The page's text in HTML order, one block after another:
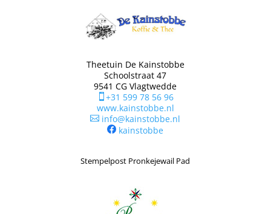
Theetuin De Kainstobbe
Schoolstraat 47
9541 CG Vlagtwedde
+31 599 78 56 96
www.kainstobbe.nl
 info@kainstobbe.nl
kainstobbe
Stempelpost Pronkejewail Pad